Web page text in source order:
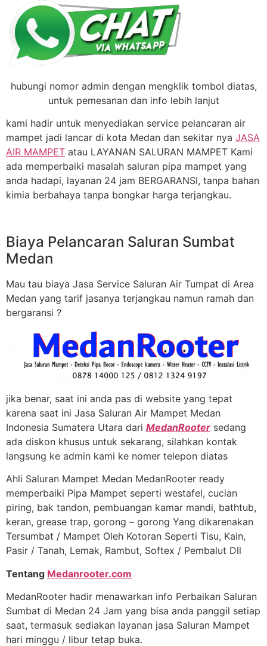
hubungi nomor admin dengan mengklik tombol diatas,
untuk pemesanan dan info lebih lanjut
kami hadir untuk menyediakan service pelancaran air
mampet jadi lancar di kota Medan dan sekitar nya JASA
AIR MAMPET atau LAYANAN SALURAN MAMPET Kami
ada memperbaiki masalah saluran pipa mampet yang
anda hadapi, layanan 24 jam BERGARANSI, tanpa bahan
kimia berbahaya tanpa bongkar harga terjangkau.
Biaya Pelancaran Saluran Sumbat
Medan
Mau tau biaya Jasa Service Saluran Air Tumpat di Area
Medan yang tarif jasanya terjangkau namun ramah dan
bergaransi ?
jika benar, saat ini anda pas di website yang tepat
karena saat ini Jasa Saluran Air Mampet Medan
Indonesia Sumatera Utara dari MedanRooter sedang
ada diskon khusus untuk sekarang, silahkan kontak
langsung ke admin kami ke nomer telepon diatas
Ahli Saluran Mampet Medan MedanRooter ready
memperbaiki Pipa Mampet seperti westafel, cucian
piring, bak tandon, pembuangan kamar mandi, bathtub,
keran, grease trap, gorong – gorong Yang dikarenakan
Tersumbat / Mampet Oleh Kotoran Seperti Tisu, Kain,
Pasir / Tanah, Lemak, Rambut, Softex / Pembalut Dll
Tentang Medanrooter.com
MedanRooter hadir menawarkan info Perbaikan Saluran
Sumbat di Medan 24 Jam yang bisa anda panggil setiap
saat, termasuk sediakan layanan jasa Saluran Mampet
hari minggu / libur tetap buka.